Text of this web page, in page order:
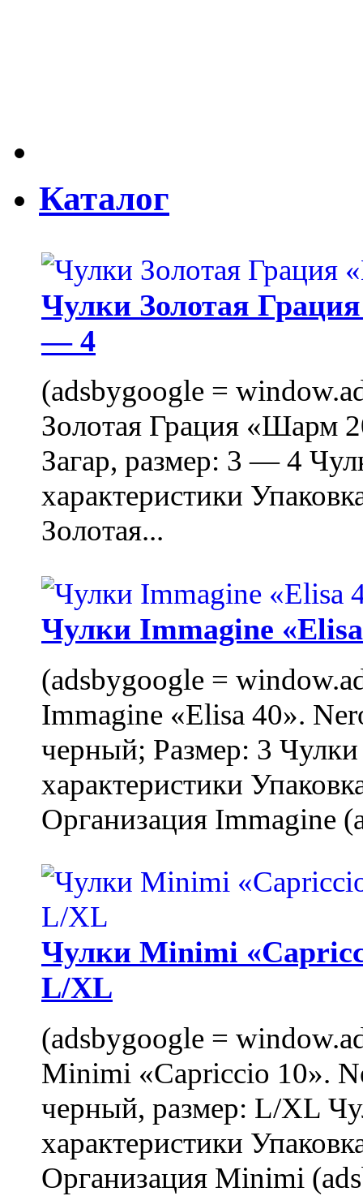
Каталог
Чулки Золотая
— 4
(adsbygoogle =
Золотая Грация «Шарм
Загар, размер: 3 — 4
характеристики
Золотая...
Чулки Immagine
(adsbygoogle =
Immagine «Elisa 40».
черный; Размер: 3
характеристики
Организация Immagine
Чулки Minimi
L/XL
(adsbygoogle =
Minimi «Capriccio 10».
черный, размер: L/XL
характеристики
Организация Minimi